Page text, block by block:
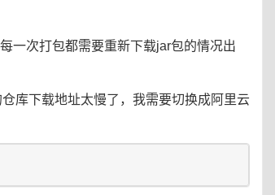
一次打包都需要重新下载jar包的情况出
库下载地址太慢了，我需要切换成阿里云